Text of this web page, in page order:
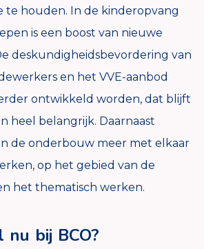
te houden. In de kinderopvang
is een boost van nieuwe
deskundigheidsbevordering van
en het VVE-aanbod
ontwikkeld worden, dat blijft
heel belangrijk. Daarnaast
de onderbouw meer met elkaar
op het gebied van de
het thematisch werken.
bij BCO?